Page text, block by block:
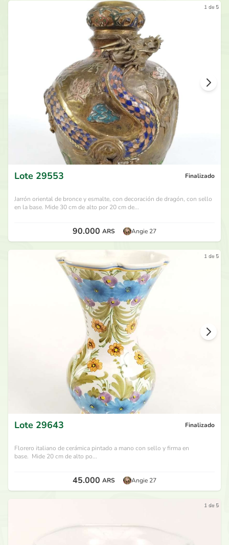
1 de 5
Lote 29553 Finalizado
Jarrón oriental de bronce y esmalte, con decoración de dragón, con sello
en la base. Mide 30 cm de alto por 20 cm de...
90.000 ARS Angie 27
1 de 5
Lote 29643 Finalizado
Florero italiano de cerámica pintado a mano con sello y firma en
base. Mide 20 cm de alto po...
45.000 ARS Angie 27
1 de 5